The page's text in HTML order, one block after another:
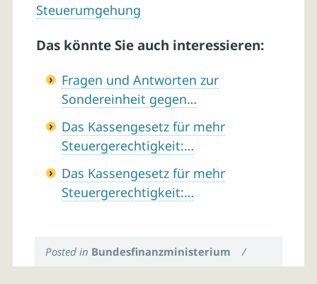
Steuerumgehung
Das könnte Sie auch interessieren:
Fragen und Antworten zur
Sondereinheit gegen…
Das Kassengesetz für mehr
Steuergerechtigkeit:…
Das Kassengesetz für mehr
Steuergerechtigkeit:…
Posted in Bundesfinanzministerium /